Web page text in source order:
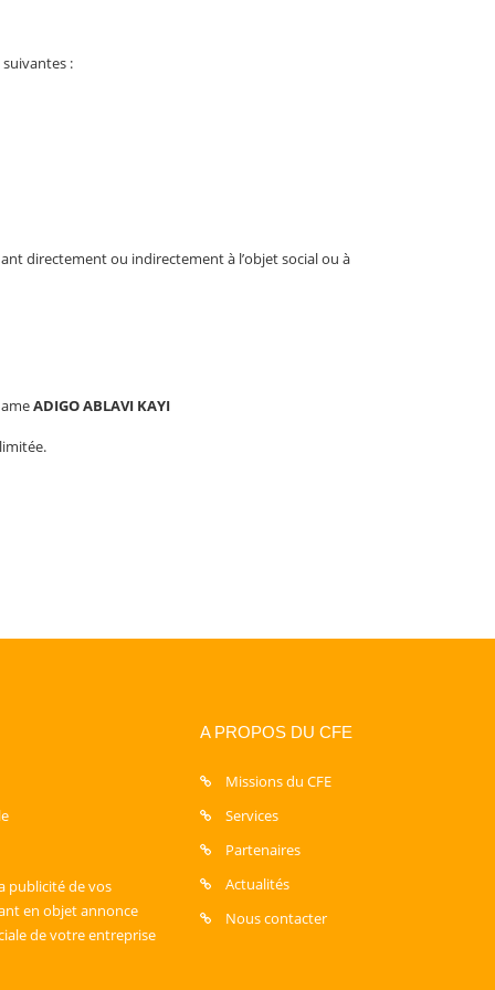
:
directement ou indirectement à l’objet social ou à
ADIGO ABLAVI KAYI
publicité de vos
en objet annonce
de votre entreprise
A PROPOS DU CFE
Missions du CFE
Services
Partenaires
Actualités
Nous contacter